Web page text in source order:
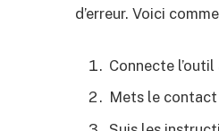
d’erreur. Voici
Connecte
Mets le contact